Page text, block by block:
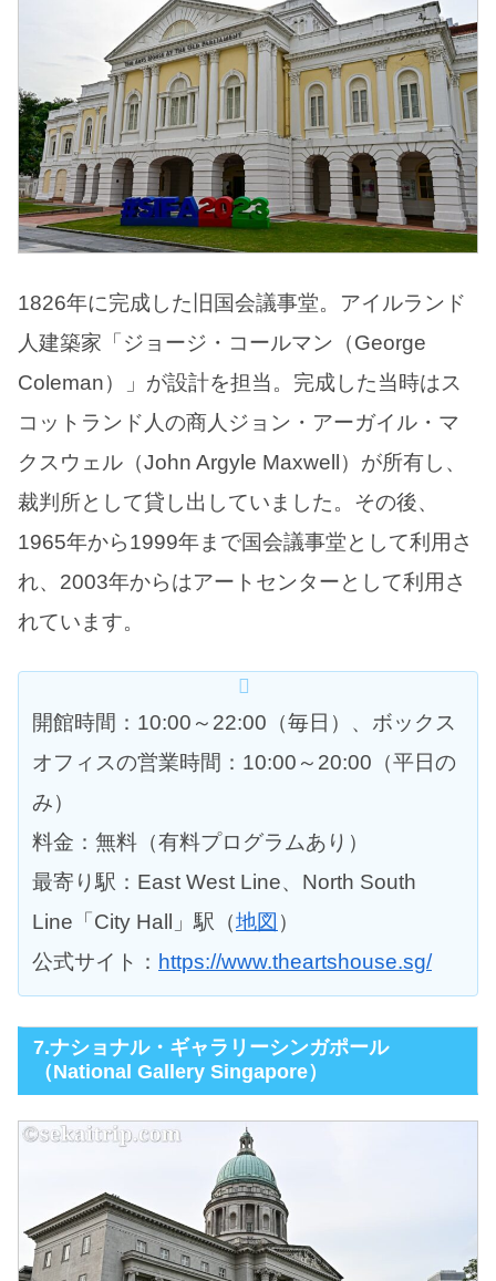
1826年に完成した旧国会議事堂。アイルランド
人建築家「ジョージ・コールマン（George
Coleman）」が設計を担当。完成した当時はス
コットランド人の商人ジョン・アーガイル・マ
クスウェル（John Argyle Maxwell）が所有し、
裁判所として貸し出していました。その後、
1965年から1999年まで国会議事堂として利用さ
れ、2003年からはアートセンターとして利用さ
れています。
開館時間：10:00～22:00（毎日）、ボックス
オフィスの営業時間：10:00～20:00（平日の
み）
料金：無料（有料プログラムあり）
最寄り駅：East West Line、North South
Line「City Hall」駅（地図 ）
公式サイト： https://www.theartshouse.sg/
7.ナショナル・ギャラリーシンガポール
（National Gallery Singapore）